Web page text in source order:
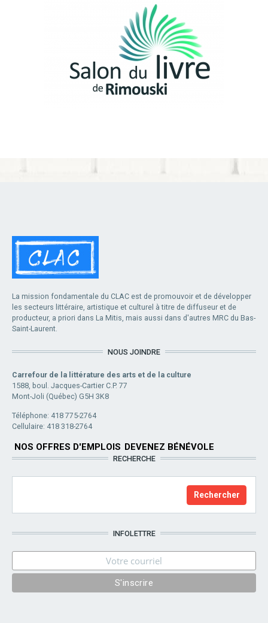
La mission fondamentale du CLAC est de promouvoir et de développer
les secteurs littéraire, artistique et culturel à titre de diffuseur et de
producteur, a priori dans La Mitis, mais aussi dans d'autres MRC du Bas-
Saint-Laurent.
NOUS JOINDRE
Carrefour de la littérature des arts et de la culture
1588, boul. Jacques-Cartier C.P. 77
Mont-Joli (Québec) G5H 3K8
Téléphone: 418 775-2764
Cellulaire: 418 318-2764
NOS OFFRES D'EMPLOIS DEVENEZ BÉNÉVOLE
RECHERCHE
INFOLETTRE